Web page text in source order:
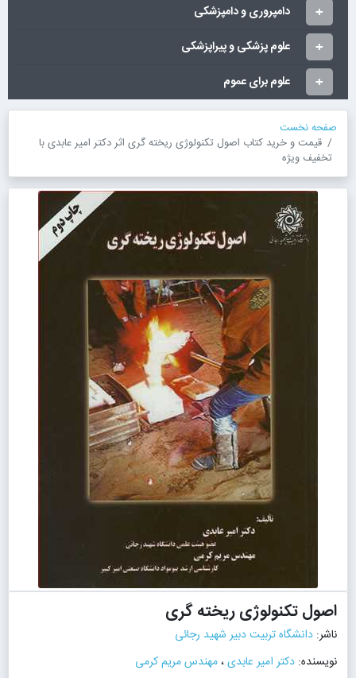
دامپروری و دامپزشکی
علوم پزشکی و پیراپزشکی
علوم برای عموم
صفحه نخست
قیمت و خرید کتاب اصول تکنولوژی ریخته گری اثر دکتر امیر عابدی با
تخفیف ویژه
اصول تکنولوژی ریخته گری
ناشر: دانشگاه تربیت دبیر شهید رجائی
نویسنده: دکتر امیر عابدی،مهندس مریم کرمی